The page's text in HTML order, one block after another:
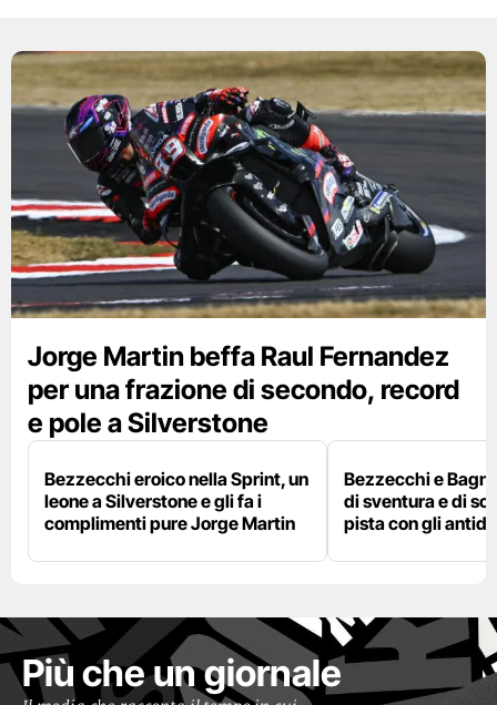
Jorge Martin beffa Raul Fernandez
per una frazione di secondo, record
e pole a Silverstone
Bezzecchi eroico nella Sprint, un
leone a Silverstone e gli fa i
complimenti pure Jorge Martin
Bezzecchi e
di sventura e di
pista con gli
Più che un giornale